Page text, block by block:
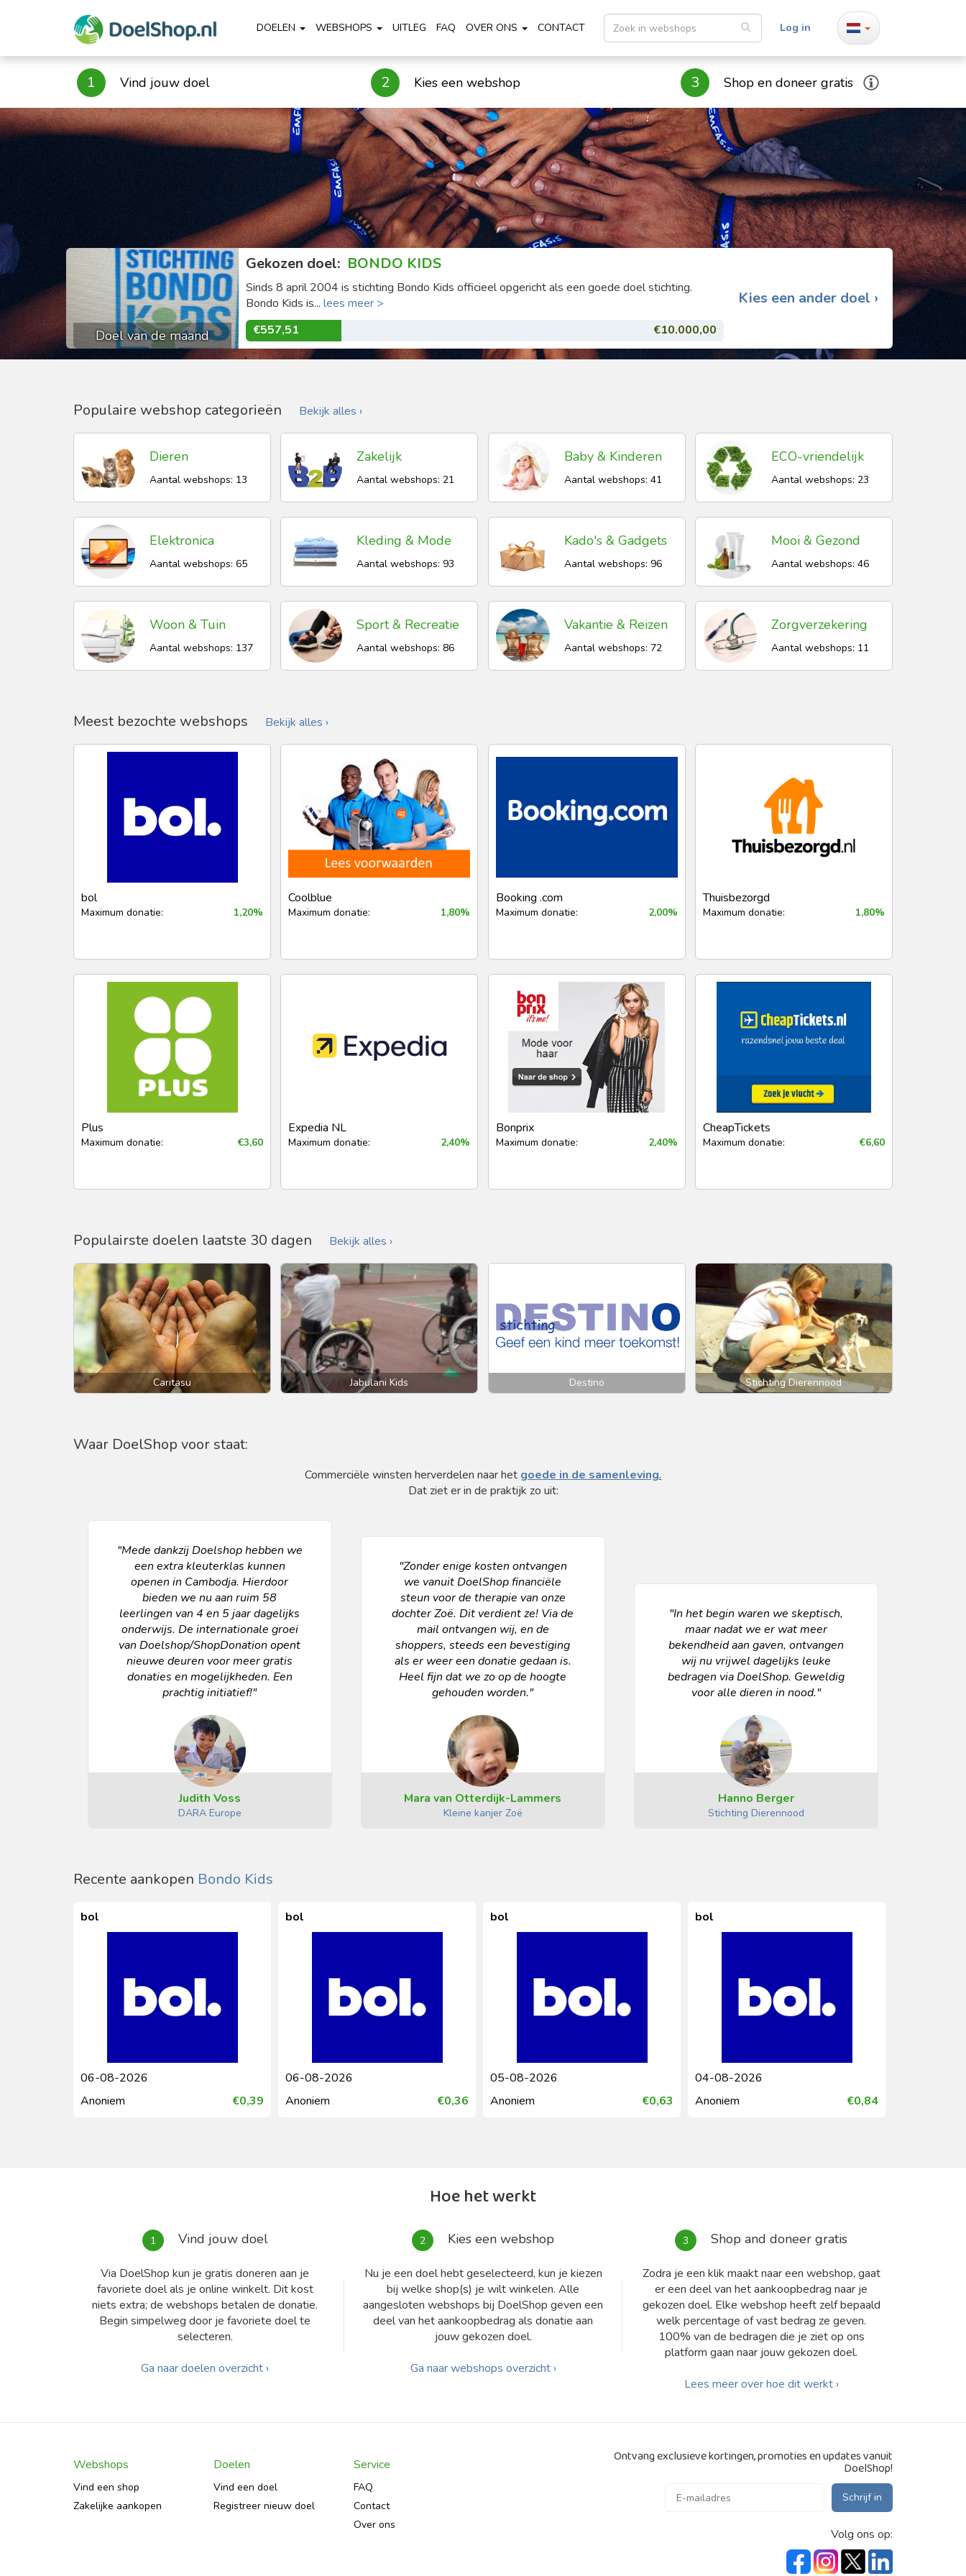
DOELEN WEBSHOPS UITLEG FAQ OVER ONS CONTACT Log in
1 Vind jouw doel 2 Kies een webshop 3 Shop en doneer gratis
Doel van de maand
Gekozen doel: BONDO KIDS
Sinds 8 april 2004 is stichting Bondo Kids officieel opgericht als een goede doel stichting.
Bondo Kids is... lees meer >
€557,51
€10.000,00
Kies een ander doel ›
Populaire webshop categorieën Bekijk alles ›
Dieren
Aantal webshops: 13
Zakelijk
Aantal webshops: 21
Baby & Kinderen
Aantal webshops: 41
ECO-vriendelijk
Aantal webshops: 23
Elektronica
Aantal webshops: 65
Kleding & Mode
Aantal webshops: 93
Kado's & Gadgets
Aantal webshops: 96
Mooi & Gezond
Aantal webshops: 46
Woon & Tuin
Aantal webshops: 137
Sport & Recreatie
Aantal webshops: 86
Vakantie & Reizen
Aantal webshops: 72
Zorgverzekering
Aantal webshops: 11
Meest bezochte webshops Bekijk alles ›
bol
Maximum donatie: 1,20%
Coolblue
Maximum donatie: 1,80%
Booking .com
Maximum donatie: 2,00%
Thuisbezorgd
Maximum donatie: 1,80%
Plus
Maximum donatie: €3,60
Expedia NL
Maximum donatie: 2,40%
Bonprix
Maximum donatie: 2,40%
CheapTickets
Maximum donatie: €6,60
Populairste doelen laatste 30 dagen Bekijk alles ›
Caritasu Jabulani Kids Destino Stichting Dierennood
Waar DoelShop voor staat:
Commerciële winsten herverdelen naar het goede in de samenleving.
Dat ziet er in de praktijk zo uit:
"Mede dankzij Doelshop hebben we
een extra kleuterklas kunnen
openen in Cambodja. Hierdoor
bieden we nu aan ruim 58
leerlingen van 4 en 5 jaar dagelijks
onderwijs. De internationale groei
van Doelshop/ShopDonation opent
nieuwe deuren voor meer gratis
donaties en mogelijkheden. Een
prachtig initiatief!"
Judith Voss
DARA Europe
"Zonder enige kosten ontvangen
we vanuit DoelShop financiële
steun voor de therapie van onze
dochter Zoë. Dit verdient ze! Via de
mail ontvangen wij, en de
shoppers, steeds een bevestiging
als er weer een donatie gedaan is.
Heel fijn dat we zo op de hoogte
gehouden worden."
Mara van Otterdijk-Lammers
Kleine kanjer Zoë
"In het begin waren we skeptisch,
maar nadat we er wat meer
bekendheid aan gaven, ontvangen
wij nu vrijwel dagelijks leuke
bedragen via DoelShop. Geweldig
voor alle dieren in nood."
Hanno Berger
Stichting Dierennood
Recente aankopen Bondo Kids
€0,39
06-08-2026
€0,36
05-08-2026
€0,63
04-08-2026
€0,84
03-08-2026
Hoe het werkt
1 Vind jouw doel
Via DoelShop kun je gratis doneren aan je
favoriete doel als je online winkelt. Dit kost
niets extra; de webshops betalen de donatie.
Begin simpelweg door je favoriete doel te
selecteren.
Ga naar doelen overzicht ›
2 Kies een webshop
Nu je een doel hebt geselecteerd, kun je kiezen
bij welke shop(s) je wilt winkelen. Alle
aangesloten webshops bij DoelShop geven een
deel van het aankoopbedrag als donatie aan
jouw gekozen doel.
Ga naar webshops overzicht ›
3 Shop and doneer gratis
Zodra je een klik maakt naar een webshop, gaat
er een deel van het aankoopbedrag naar je
gekozen doel. Elke webshop heeft zelf bepaald
welk percentage of vast bedrag ze geven.
100% van de bedragen die je ziet op ons
platform gaan naar jouw gekozen doel.
Lees meer over hoe dit werkt ›
Webshops
Vind een shop
Zakelijke aankopen
Doelen
Vind een doel
Registreer nieuw doel
Service
FAQ
Contact
Over ons
Ontvang exclusieve kortingen, promoties en updates vanuit
DoelShop!
Schrijf in
Volg ons op: